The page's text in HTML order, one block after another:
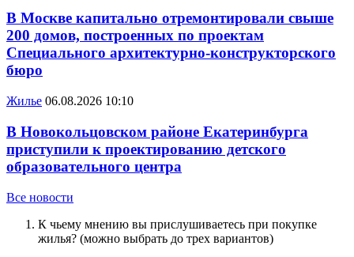
В Москве капитально отремонтировали свыше
200 домов, построенных по проектам
Специального архитектурно-конструкторского
бюро
Жилье 06.08.2026 10:10
В Новокольцовском районе Екатеринбурга
приступили к проектированию детского
образовательного центра
Все новости
К чьему мнению вы прислушиваетесь при покупке
жилья? (можно выбрать до трех вариантов)